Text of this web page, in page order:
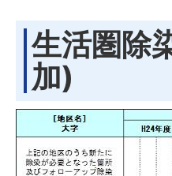
生活圏除
加)